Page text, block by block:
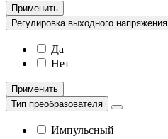
Применить
Регулировка выходного напряжения
Да
Нет
Применить
Тип преобразователя
Импульсный